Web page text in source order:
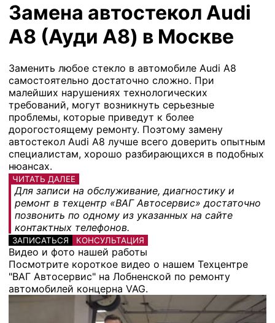
Замена автостекол Audi
A8 (Ауди А8) в Москве
Заменить любое стекло в автомобиле Audi A8
самостоятельно достаточно сложно. При
малейших нарушениях технологических
требований, могут возникнуть серьезные
проблемы, которые приведут к более
дорогостоящему ремонту. Поэтому замену
автостекол Audi A8 лучше всего доверить опытным
специалистам, хорошо разбирающихся в подобных
нюансах.
ЧИТАТЬ ДАЛЕЕ
Для записи на обслуживание, диагностику и
ремонт в техцентр «ВАГ Автосервис» достаточно
позвонить по одному из указанных на сайте
контактных телефонов.
ЗАПИСАТЬСЯ КОНСУЛЬТАЦИЯ
Видео и фото нашей работы
Посмотрите короткое видео о нашем Техцентре
"ВАГ Автосервис" на Лобненской по ремонту
автомобилей концерна VAG.